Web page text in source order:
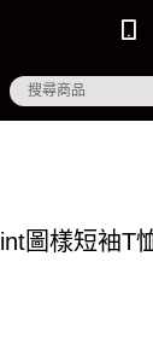
圖樣短袖T